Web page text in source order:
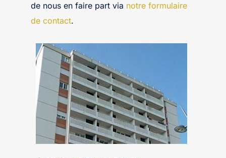
de nous en faire part via notre formulaire
de contact.